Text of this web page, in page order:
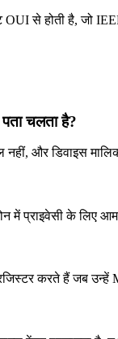
से होती है, जो
चलता है?
और डिवाइस
प्राइवेसी के लिए आम
रजिस्टर करते हैं जब